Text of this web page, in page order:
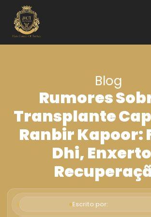
Blog
Rumores
Transplante
Ranbir Kapoor:
Dhi,
Escrito por: